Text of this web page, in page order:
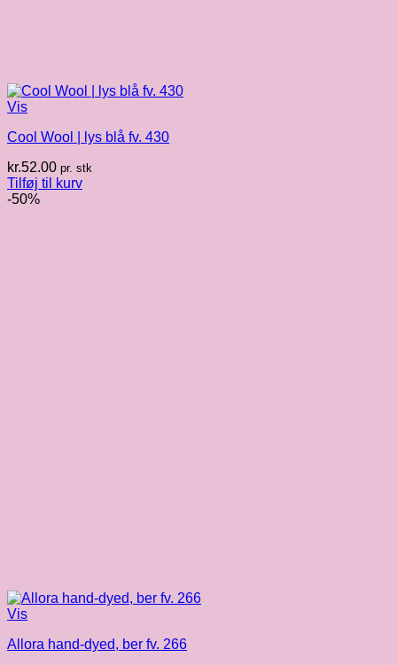
Vis
Cool Wool | lys blå fv. 430
kr.52.00 pr. stk
Tilføj til kurv
-50%
Vis
Allora hand-dyed, ber fv. 266